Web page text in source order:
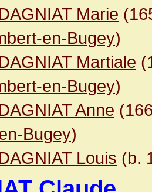
Marie
en-Bugey)
Martiale
en-Bugey)
Anne
Bugey)
Louis (b.